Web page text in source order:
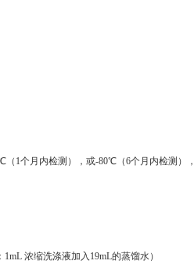
1个月内检测），或-80℃（6个月内检测）
浓缩洗涤液加入19mL的蒸馏水）